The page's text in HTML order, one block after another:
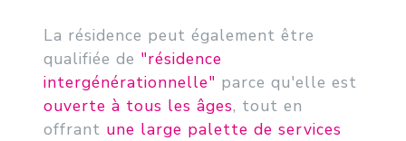
La résidence peut également être
qualifiée de "résidence
intergénérationnelle" parce qu'elle est
ouverte à tous les âges, tout en
offrant une large palette de services